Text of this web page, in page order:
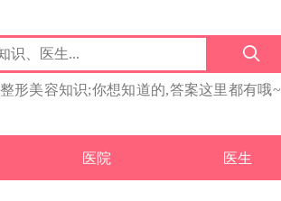
形美容知识;你想知道的,答案这里都有哦~
医院 医生